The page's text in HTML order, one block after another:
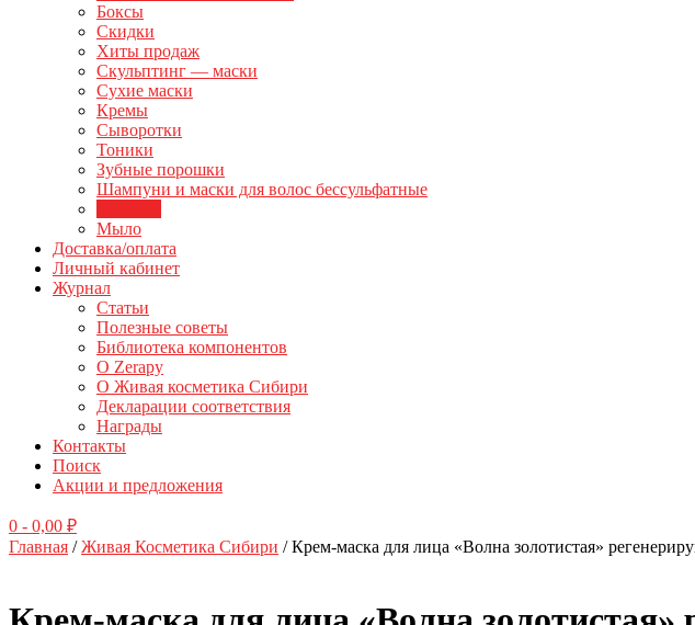
Боксы
Скидки
Хиты продаж
Скульптинг — маски
Сухие маски
Кремы
Сыворотки
Тоники
Зубные порошки
Шампуни и маски для волос бессульфатные
Мыло
Доставка/оплата
Личный кабинет
Журнал
Статьи
Полезные советы
Библиотека компонентов
О Zerapy
О Живая косметика Сибири
Декларации соответствия
Награды
Контакты
Поиск
Акции и предложения
0 - 0,00 ₽
Главная /Живая Косметика Сибири / Крем-маска для лица «Волна золотистая»